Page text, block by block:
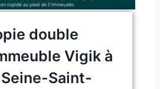
double
Vigik à
Saint-